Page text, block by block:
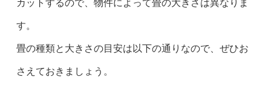
カットするので、物件によって畳の大きさは異なりま
す。
畳の種類と大きさの目安は以下の通りなので、ぜひお
さえておきましょう。